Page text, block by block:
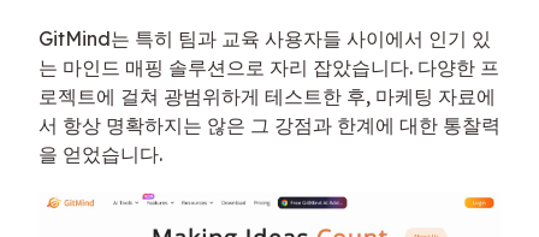
GitMind는 특히 팀과 교육 사용자들 사이에서 인기 있
는 마인드 매핑 솔루션으로 자리 잡았습니다. 다양한 프
로젝트에 걸쳐 광범위하게 테스트한 후, 마케팅 자료에
서 항상 명확하지는 않은 그 강점과 한계에 대한 통찰력
을 얻었습니다.